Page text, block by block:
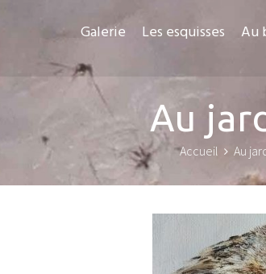
Galerie Les esquisses Au
Au
Accueil Au